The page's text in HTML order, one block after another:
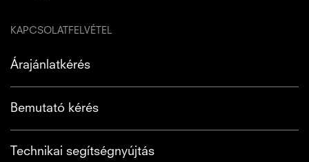
KAPCSOLATFELVÉTEL
Árajánlatkérés
Bemutató kérés
Technikai segítségnyújtás